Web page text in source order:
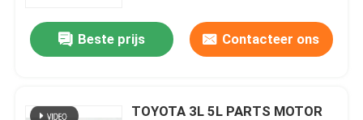
Over ons
Beste prijs Contacteer ons
TOYOTA 3L 5L PARTS MOTOR